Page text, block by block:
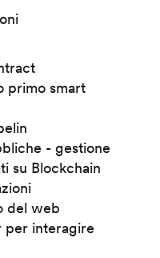
primo smart
- gestione
su Blockchain
del web
per interagire